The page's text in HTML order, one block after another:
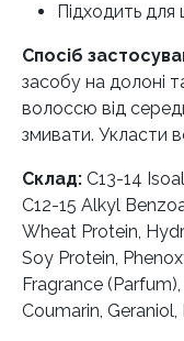
Підходить
Спосіб
засобу на долоні
волоссю від
змивати. Укласти
Склад: C13-14
C12-15 Alkyl
Wheat Protein,
Soy Protein,
Fragrance
Coumarin,